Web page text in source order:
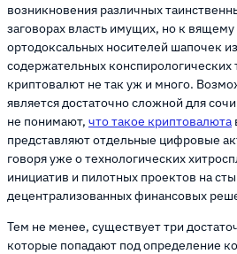
возникновения различных
заговорах власть имущих, но к
ортодоксальных носителей шапочек
содержательных конспирологических
криптовалют не так уж и много.
является достаточно сложной для
не понимают, что такое криптовалюта
представляют отдельные цифровые
говоря уже о технологических
инициатив и пилотных проектов на
децентрализованных финансовых
Тем не менее, существует три
которые попадают под определение